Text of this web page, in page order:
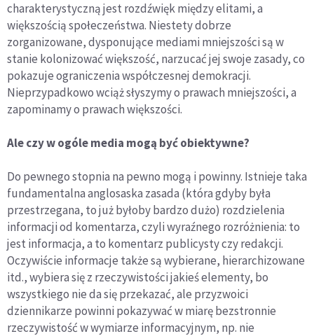
charakterystyczną jest rozdźwięk między elitami, a
większością społeczeństwa. Niestety dobrze
zorganizowane, dysponujące mediami mniejszości są w
stanie kolonizować większość, narzucać jej swoje zasady, co
pokazuje ograniczenia współczesnej demokracji.
Nieprzypadkowo wciąż słyszymy o prawach mniejszości, a
zapominamy o prawach większości.
Ale czy w ogóle media mogą być obiektywne?
Do pewnego stopnia na pewno mogą i powinny. Istnieje taka
fundamentalna anglosaska zasada (która gdyby była
przestrzegana, to już byłoby bardzo dużo) rozdzielenia
informacji od komentarza, czyli wyraźnego rozróżnienia: to
jest informacja, a to komentarz publicysty czy redakcji.
Oczywiście informacje także są wybierane, hierarchizowane
itd., wybiera się z rzeczywistości jakieś elementy, bo
wszystkiego nie da się przekazać, ale przyzwoici
dziennikarze powinni pokazywać w miarę bezstronnie
rzeczywistość w wymiarze informacyjnym, np. nie